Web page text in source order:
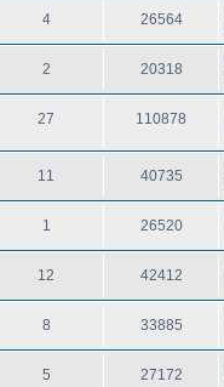
4 26564
2 20318
27 110878
11 40735
1 26520
12 42412
8 33885
5 27172